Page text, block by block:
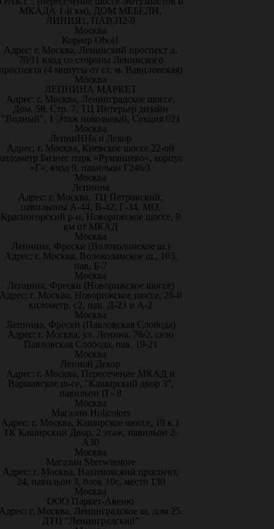
МКАДА 1-й км), ДОМ МЕБЕЛИ,
ЛИНИЯ1, ПАВ.П2-9
Москва
Корнер Oboi1
Адрес: г. Москва, Ленинский проспект д.
70/11 вход со стороны Ленинского
(4 минуты от ст. м. Вавиловская)
Москва
ЛЕПНИНА МАРКЕТ
Адрес: г. Москва, Ленинградское шоссе,
Дом. 58, Стр. 7, ТЦ Интерьер дизайн
"Водный", 1 Этаж цокольный, Секция 021
Москва
ЛепниННа и Декор
Адрес: г. Москва, Киевское шоссе 22-ой
Бизнес парк «Румянцево», корпус
«Г», вход 9, павильон Г246/1
Москва
Лепнина
Адрес: г. Москва, ТЦ Петровский,
павильоны А-44, В-42, Г-34. МО,
Красногорский р-н, Новорижское шоссе, 9
км от МКАД
Москва
Лепнина, Фрески (Волоколамское ш.)
Адрес: г. Москва, Волоколамское ш., 103,
пав. Б-7
Москва
Лепнина, Фрески (Новорижское шоссе)
г. Москва, Новорижское шоссе, 26-й
километр, с2, пав. Д-23 и А-2
Москва
Лепнина, Фрески (Павловская Слобода)
Адрес: г. Москва, ул. Ленина, 76/2, село
Павловская Слобода, пав. 19-21
Москва
Лепной Декор
Адрес: г. Москва, Пересечение МКАД и
Варшавское ш-се, "Каширский двор 3",
павильон П - 8
Москва
Магазин Holicolors
Адрес: г. Москва, Каширское шоссе, 19 к.1
ТК Каширский Двор, 2 этаж, павильон 2-
А30
Москва
Магазин Sherwinstore
Адрес: г. Москва, Нахимовский проспект,
24, павильон 3, блок 10с, место 130
Москва
ООО Паркет-Авeню
г. Москва, Ленинградское ш, дом 25.
ДТЦ "Ленинградский"